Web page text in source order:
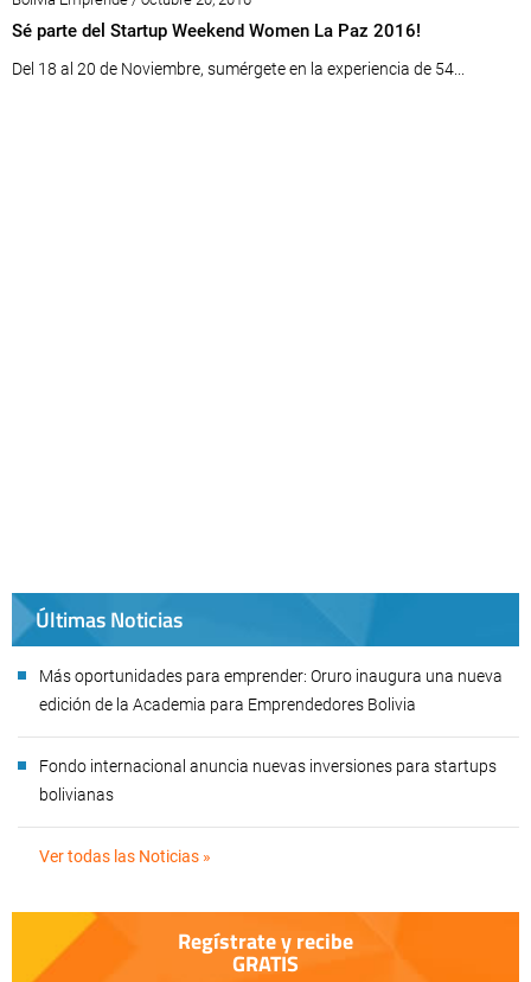
Sé parte del Startup Weekend Women La Paz 2016!
Del 18 al 20 de Noviembre, sumérgete en la experiencia de 54...
Últimas Noticias
Más oportunidades para emprender: Oruro inaugura una nueva
edición de la Academia para Emprendedores Bolivia
Fondo internacional anuncia nuevas inversiones para startups
bolivianas
Ver todas las Noticias »
Regístrate y recibe
GRATIS